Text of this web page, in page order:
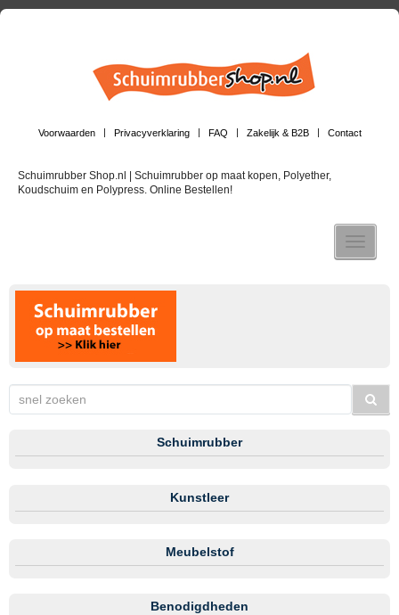
Voorwaarden Privacyverklaring FAQ Zakelijk & B2B Contact
Schuimrubber Shop.nl | Schuimrubber op maat kopen, Polyether,
Koudschuim en Polypress. Online Bestellen!
Toggle
Schuimrubber
Kunstleer
Meubelstof
Benodigdheden